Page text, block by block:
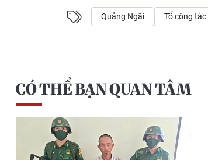
Quảng Ngãi Tổ công tác
CÓ THỂ BẠN QUAN TÂM